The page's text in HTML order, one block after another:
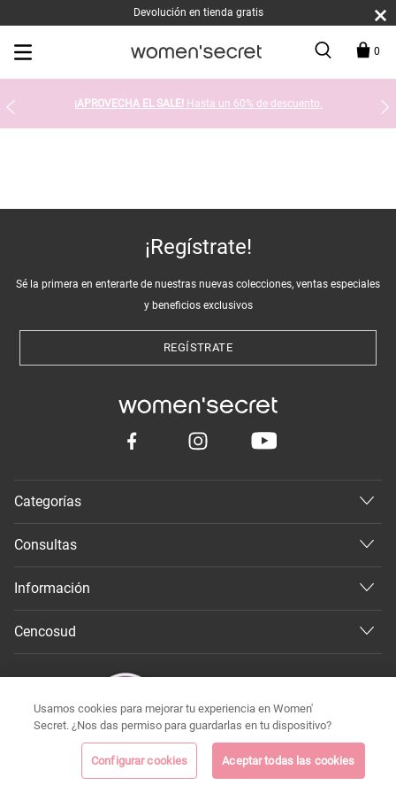
Devolución en tienda gratis
0
¡APROVECHA EL SALE! Hasta un 60% de descuento.
¡Regístrate!
Sé la primera en enterarte de nuestras nuevas colecciones, ventas especiales
y beneficios exclusivos
REGÍSTRATE
Categorías
Consultas
Información
Cencosud
Todos los derechos reservados 2026 ©
Usamos cookies para mejorar tu experiencia en Women'
Secret. ¿Nos das permiso para guardarlas en tu dispositivo?
Configurar cookies Aceptar todas las cookies